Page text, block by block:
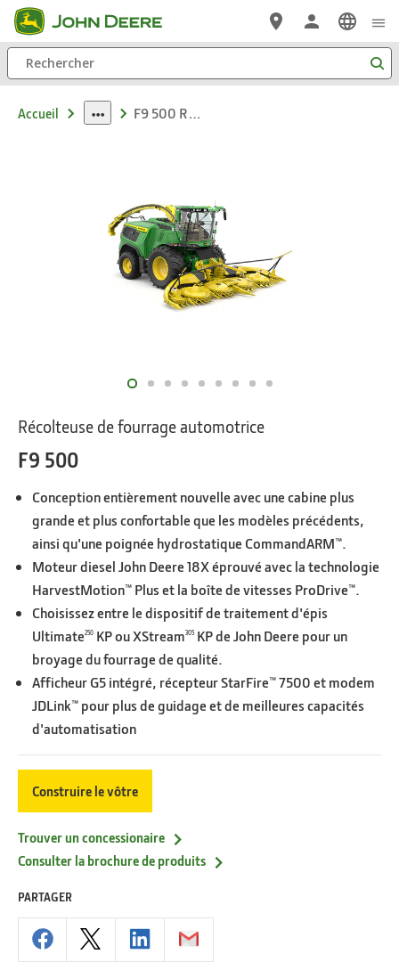
Passer au contenu principal
Rechercher
Accueil
dropdown
F9 500 Récolteuse de fourrage automotrice
Récolteuse de fourrage automotrice
F9 500
Conception entièrement nouvelle avec une cabine plus
grande et plus confortable que les modèles précédents,
ainsi qu'une poignée hydrostatique CommandARM™.
Moteur diesel John Deere 18X éprouvé avec la technologie
HarvestMotion™ Plus et la boîte de vitesses ProDrive™.
Choisissez entre le dispositif de traitement d'épis
Ultimate250 KP ou XStream305 KP de John Deere pour un
broyage du fourrage de qualité.
Afficheur G5 intégré, récepteur StarFire™ 7500 et modem
JDLink™ pour plus de guidage et de meilleures capacités
d'automatisation
Construire le vôtre
Trouver un concessionaire
Consulter la brochure de produits
PARTAGER